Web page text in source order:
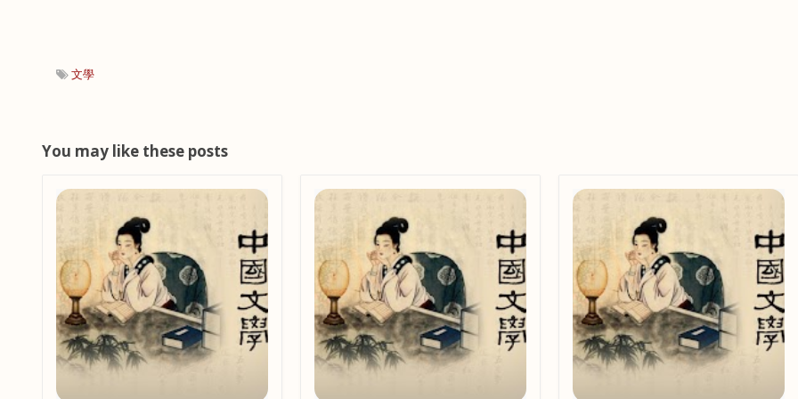
文學
You may like these posts